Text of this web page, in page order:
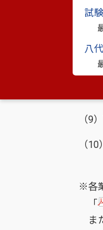
試
八
（5
（6
（7
（9
（
※各
「
ま